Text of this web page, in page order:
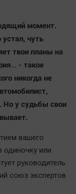
момент.
чуть
твои планы на
- такое
никогда не
Но у судьбы свои
вашего
одиночку или
руководитель
союз экспертов